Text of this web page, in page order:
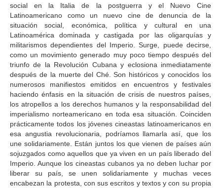
social en la Italia de la postguerra y el Nuevo Cine
Latinoamericano como un nuevo cine de denuncia de la
situación social, económica, política y cultural en una
Latinoamérica dominada y castigada por las oligarquías y
militarismos dependientes del Imperio. Surge, puede decirse,
como un movimiento generado muy poco tiempo después del
triunfo de la Revolución Cubana y eclosiona inmediatamente
después de la muerte del Ché. Son históricos y conocidos los
numerosos manifiestos emitidos en encuentros y festivales
haciendo énfasis en la situación de crisis de nuestros países,
los atropellos a los derechos humanos y la responsabilidad del
imperialismo norteamericano en toda esa situación. Coinciden
prácticamente todos los jóvenes cineastas latinoamericanos en
esa angustia revolucionaria, podríamos llamarla así, que los
une solidariamente. Están juntos los que vienen de países aún
sojuzgados como aquellos que ya viven en un país liberado del
Imperio. Aunque los cineastas cubanos ya no deben luchar por
liberar su país, se unen solidariamente y muchas veces
encabezan la protesta, con sus escritos y textos y con su propia